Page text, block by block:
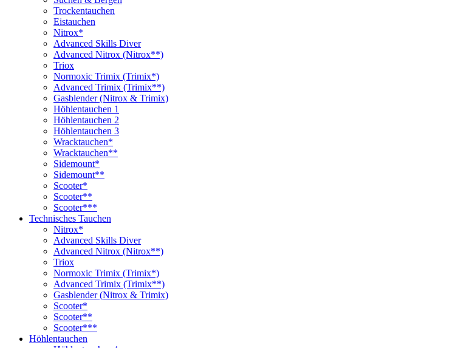
Trockentauchen
Eistauchen
Nitrox*
Advanced Skills Diver
Advanced Nitrox (Nitrox**)
Triox
Normoxic Trimix (Trimix*)
Advanced Trimix (Trimix**)
Gasblender (Nitrox & Trimix)
Höhlentauchen 1
Höhlentauchen 2
Höhlentauchen 3
Wracktauchen*
Wracktauchen**
Sidemount*
Sidemount**
Scooter*
Scooter**
Scooter***
Technisches Tauchen
Nitrox*
Advanced Skills Diver
Advanced Nitrox (Nitrox**)
Triox
Normoxic Trimix (Trimix*)
Advanced Trimix (Trimix**)
Gasblender (Nitrox & Trimix)
Scooter*
Scooter**
Scooter***
Höhlentauchen